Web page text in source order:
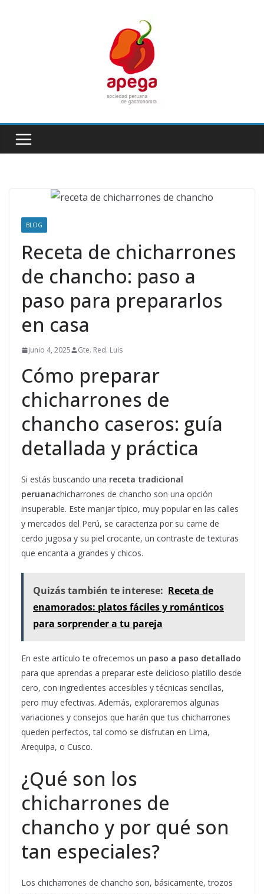
BLOG
Receta de chicharrones
de chancho: paso a
paso para prepararlos
en casa
junio 4, 2025 Gte. Red. Luis
Cómo preparar
chicharrones de
chancho caseros: guía
detallada y práctica
Si estás buscando una receta tradicional
peruanachicharrones de chancho son una opción
insuperable. Este manjar típico, muy popular en las calles
y mercados del Perú, se caracteriza por su carne de
cerdo jugosa y su piel crocante, un contraste de texturas
que encanta a grandes y chicos.
Quizás también te interese: Receta de
enamorados: platos fáciles y románticos
para sorprender a tu pareja
En este artículo te ofrecemos un paso a paso detallado
para que aprendas a preparar este delicioso platillo desde
cero, con ingredientes accesibles y técnicas sencillas,
pero muy efectivas. Además, exploraremos algunas
variaciones y consejos que harán que tus chicharrones
queden perfectos, tal como se disfrutan en Lima,
Arequipa, o Cusco.
¿Qué son los
chicharrones de
chancho y por qué son
tan especiales?
Los chicharrones de chancho son, básicamente, trozos